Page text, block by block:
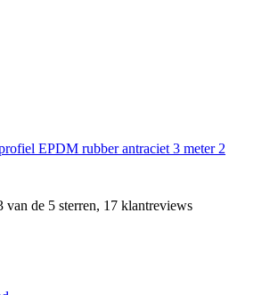
EPDM rubber antraciet 3 meter 2
van de 5 sterren, 17 klantreviews